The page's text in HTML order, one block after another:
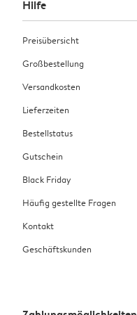
Hilfe
Preisübersicht
Großbestellung
Versandkosten
Lieferzeiten
Bestellstatus
Gutschein
Black Friday
Häufig gestellte Fragen
Kontakt
Geschäftskunden